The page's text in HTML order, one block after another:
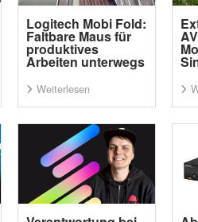
Logitech Mobi Fold:
Faltbare Maus für
produktives
Arbeiten unterwegs
Weiterlesen